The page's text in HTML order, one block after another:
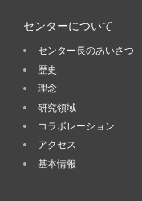
センターについて
センター長のあいさつ
歴史
理念
研究領域
コラボレーション
アクセス
基本情報